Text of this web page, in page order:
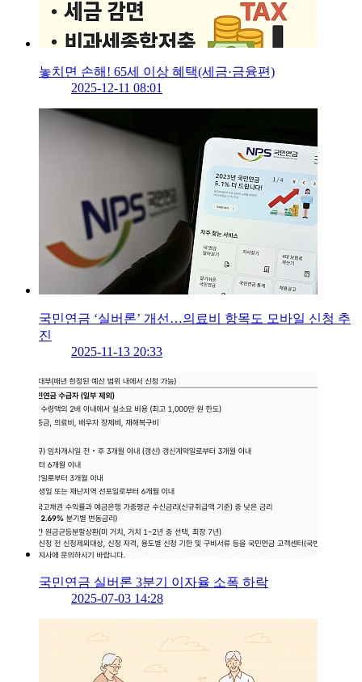
놓치면 손해! 65세 이상 혜택(세금·금융편)
2025-12-11 08:01
국민연금 ‘실버론’ 개선…의료비 항목도 모바일 신청 추
진
2025-11-13 20:33
국민연금 실버론 3분기 이자율 소폭 하락
2025-07-03 14:28